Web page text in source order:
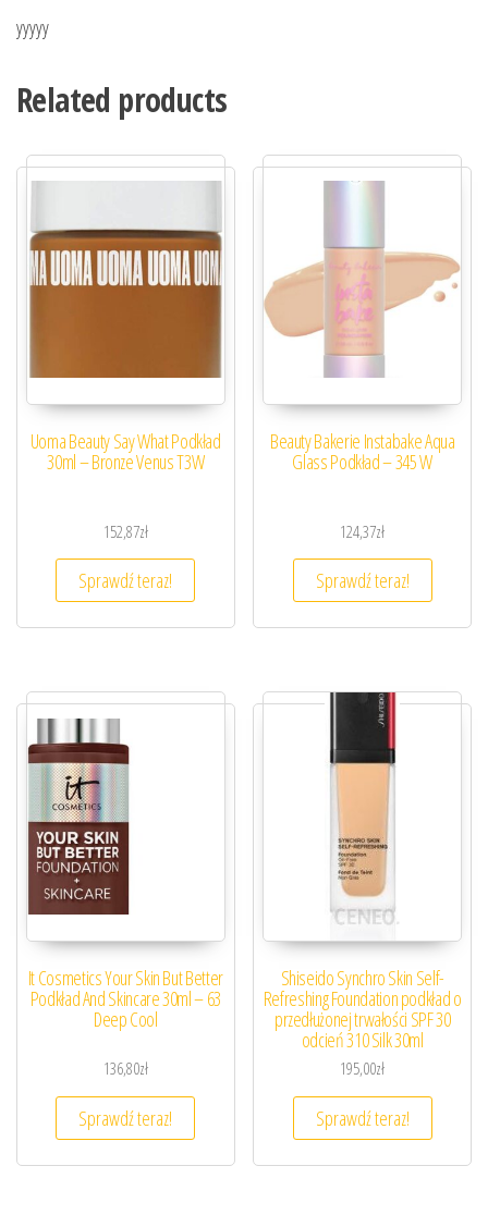
yyyyy
Related products
Uoma Beauty Say What Podkład
30ml – Bronze Venus T3W
152,87zł
Sprawdź teraz!
Beauty Bakerie Instabake Aqua
Glass Podkład – 345 W
124,37zł
Sprawdź teraz!
It Cosmetics Your Skin But Better
Podkład And Skincare 30ml – 63
Deep Cool
136,80zł
Sprawdź teraz!
Shiseido Synchro Skin Self-
Refreshing Foundation podkład o
przedłużonej trwałości SPF 30
odcień 310 Silk 30ml
195,00zł
Sprawdź teraz!